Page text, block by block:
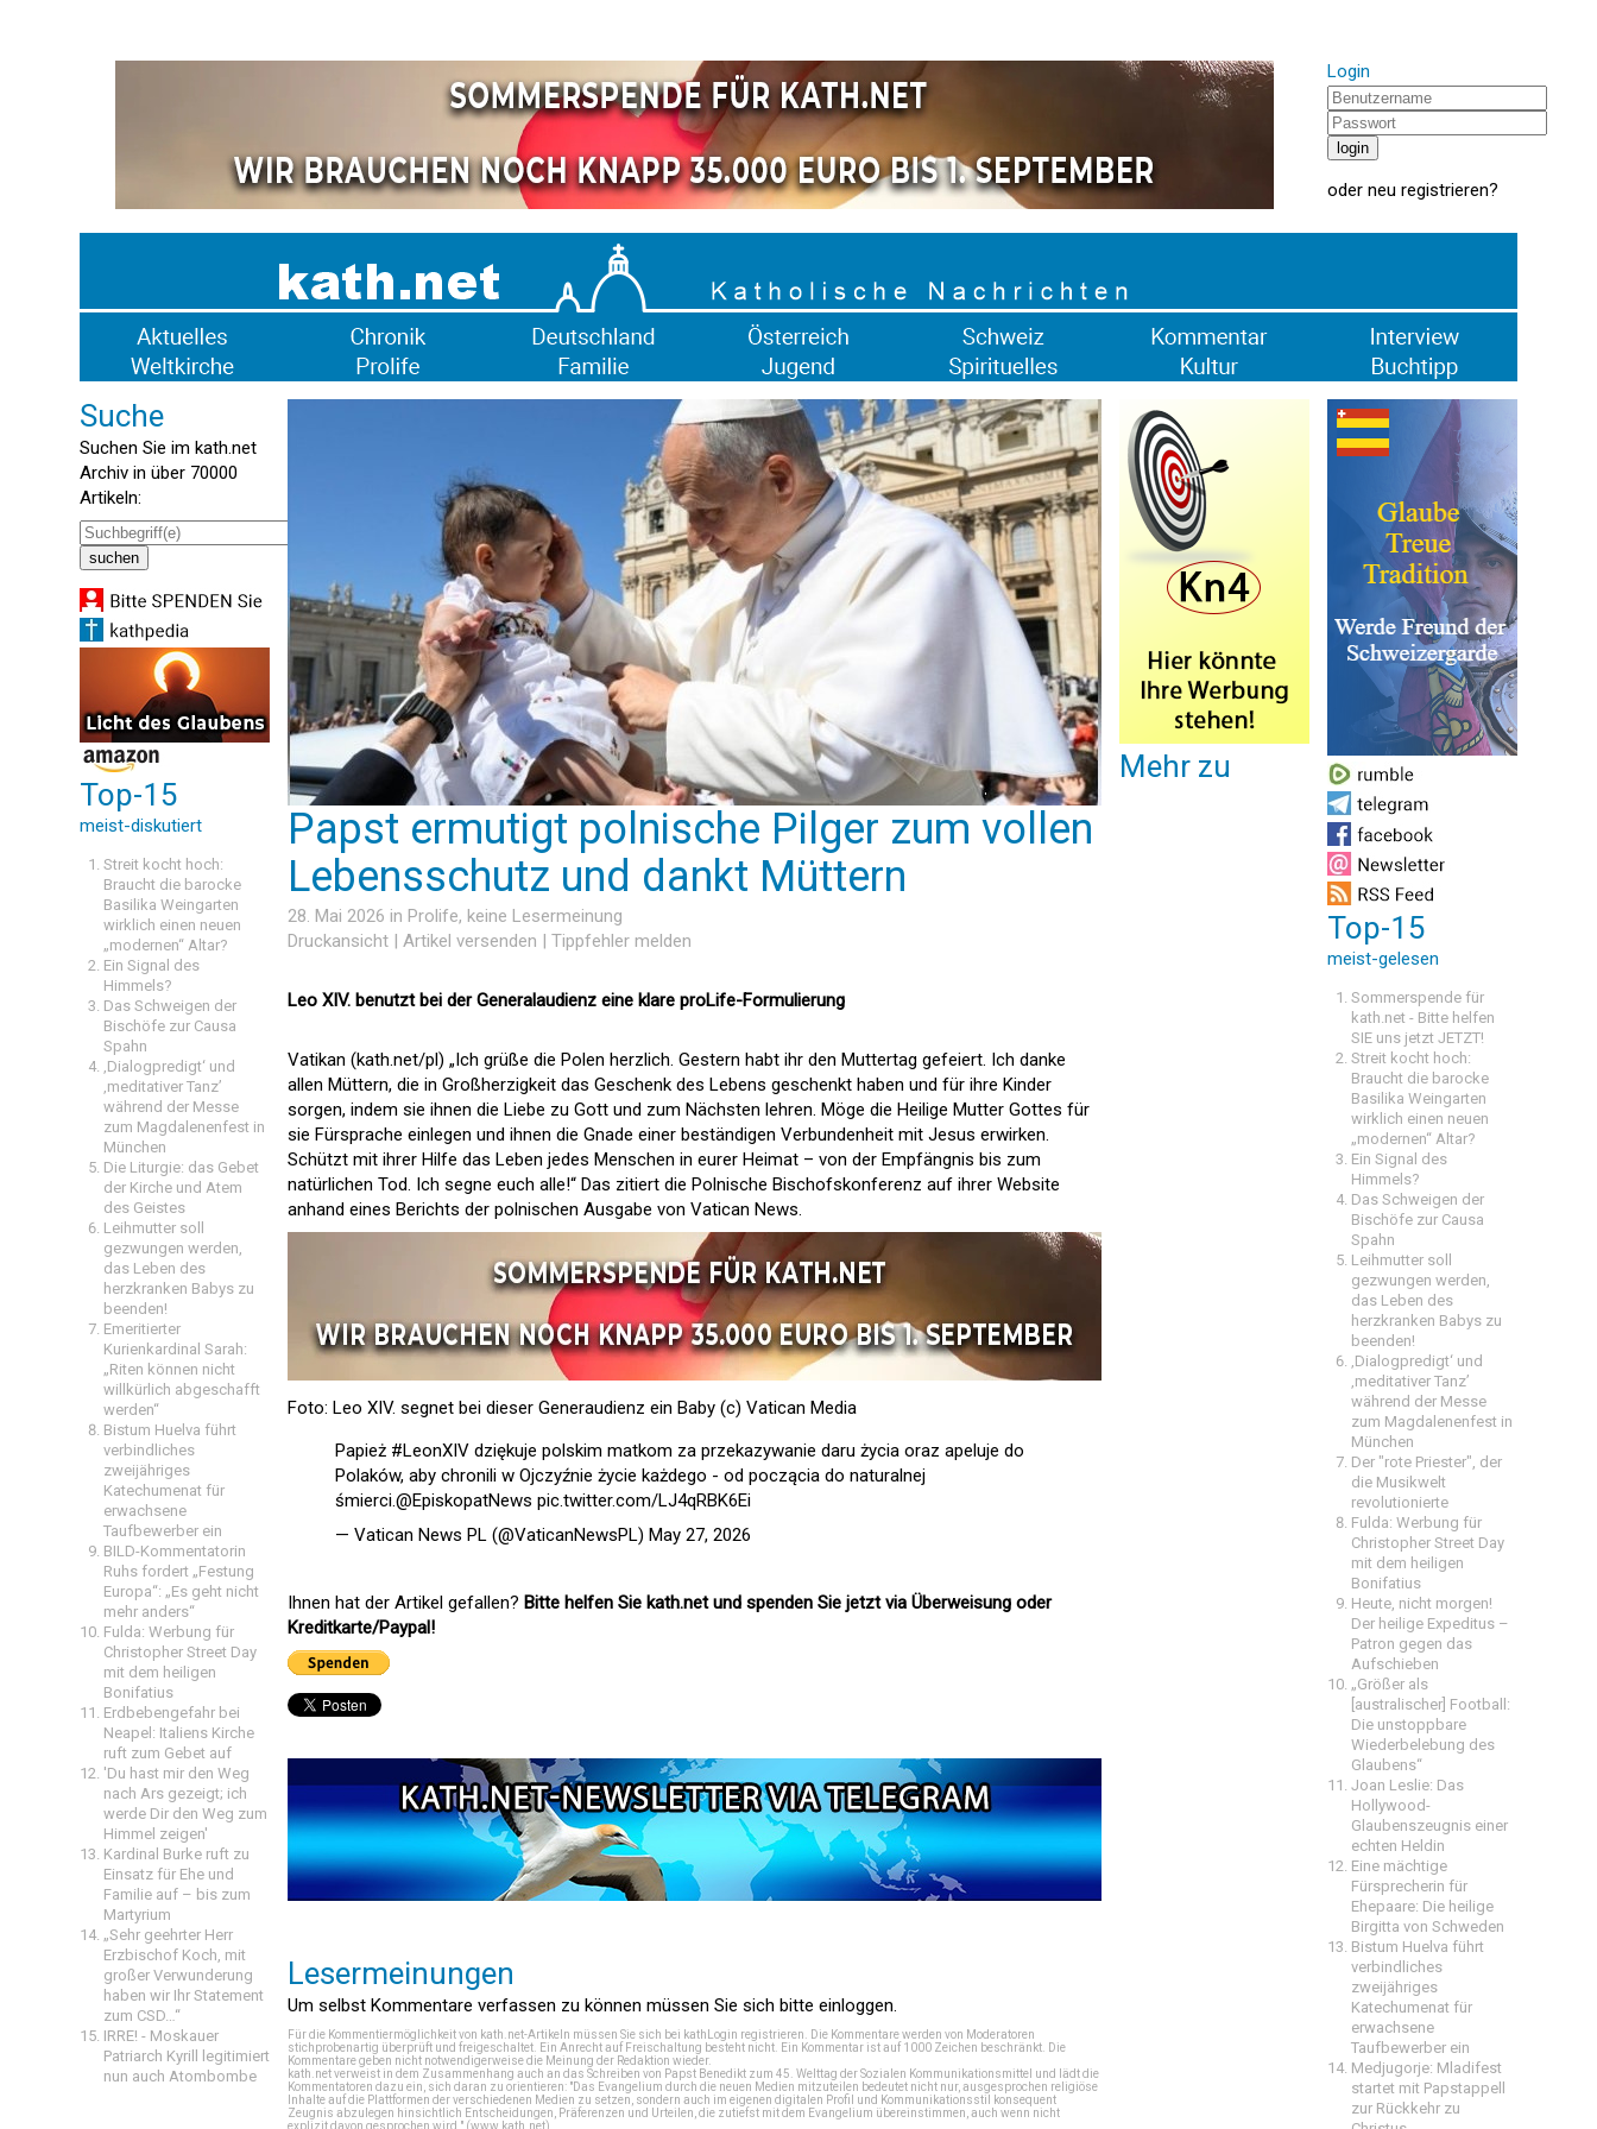
Login
oder neu registrieren?
Suche
Suchen Sie im kath.net
Archiv in über 70000
Artikeln:
Top-15
meist-diskutiert
Streit kocht hoch:
Braucht die barocke
Basilika Weingarten
wirklich einen neuen
„modernen“ Altar?
Ein Signal des
Himmels?
Das Schweigen der
Bischöfe zur Causa
Spahn
‚Dialogpredigt‘ und
‚meditativer Tanz’
während der Messe
zum Magdalenenfest in
München
Die Liturgie: das Gebet
der Kirche und Atem
des Geistes
Leihmutter soll
gezwungen werden,
das Leben des
herzkranken Babys zu
beenden!
Emeritierter
Kurienkardinal Sarah:
„Riten können nicht
willkürlich abgeschafft
werden“
Bistum Huelva führt
verbindliches
zweijähriges
Katechumenat für
erwachsene
Taufbewerber ein
BILD-Kommentatorin
Ruhs fordert „Festung
Europa“: „Es geht nicht
mehr anders“
Fulda: Werbung für
Christopher Street Day
mit dem heiligen
Bonifatius
Erdbebengefahr bei
Neapel: Italiens Kirche
ruft zum Gebet auf
'Du hast mir den Weg
nach Ars gezeigt; ich
werde Dir den Weg zum
Himmel zeigen'
Kardinal Burke ruft zu
Einsatz für Ehe und
Familie auf – bis zum
Martyrium
„Sehr geehrter Herr
Erzbischof Koch, mit
großer Verwunderung
haben wir Ihr Statement
zum CSD…“
IRRE! - Moskauer
Patriarch Kyrill legitimiert
nun auch Atombombe
Papst ermutigt polnische Pilger zum vollen
Lebensschutz und dankt Müttern
28. Mai 2026 in Prolife, keine Lesermeinung
Druckansicht | Artikel versenden | Tippfehler melden
Leo XIV. benutzt bei der Generalaudienz eine klare proLife-Formulierung
Vatikan (kath.net/pl) „Ich grüße die Polen herzlich. Gestern habt ihr den Muttertag gefeiert. Ich danke
allen Müttern, die in Großherzigkeit das Geschenk des Lebens geschenkt haben und für ihre Kinder
sorgen, indem sie ihnen die Liebe zu Gott und zum Nächsten lehren. Möge die Heilige Mutter Gottes für
sie Fürsprache einlegen und ihnen die Gnade einer beständigen Verbundenheit mit Jesus erwirken.
Schützt mit ihrer Hilfe das Leben jedes Menschen in eurer Heimat – von der Empfängnis bis zum
natürlichen Tod. Ich segne euch alle!“ Das zitiert die Polnische Bischofskonferenz auf ihrer Website
anhand eines Berichts der polnischen Ausgabe von Vatican News.
Foto: Leo XIV. segnet bei dieser Generaudienz ein Baby (c) Vatican Media
Papież #LeonXIV dziękuje polskim matkom za przekazywanie daru życia oraz apeluje do
Polaków, aby chronili w Ojczyźnie życie każdego - od począcia do naturalnej
śmierci.@EpiskopatNews pic.twitter.com/LJ4qRBK6Ei
— Vatican News PL (@VaticanNewsPL) May 27, 2026
Ihnen hat der Artikel gefallen? Bitte helfen Sie kath.net und spenden Sie jetzt via Überweisung oder
Kreditkarte/Paypal!
Lesermeinungen
Um selbst Kommentare verfassen zu können müssen Sie sich bitte einloggen.
Für die Kommentiermöglichkeit von kath.net-Artikeln müssen Sie sich bei kathLogin registrieren . Die Kommentare werden von Moderatoren
stichprobenartig überprüft und freigeschaltet. Ein Anrecht auf Freischaltung besteht nicht. Ein Kommentar ist auf 1000 Zeichen beschränkt. Die
Kommentare geben nicht notwendigerweise die Meinung der Redaktion wieder.
kath.net verweist in dem Zusammenhang auch an das Schreiben von Papst Benedikt zum 45. Welttag der Sozialen Kommunikationsmittel und lädt die
Kommentatoren dazu ein, sich daran zu orientieren: "Das Evangelium durch die neuen Medien mitzuteilen bedeutet nicht nur, ausgesprochen religiöse
Inhalte auf die Plattformen der verschiedenen Medien zu setzen, sondern auch im eigenen digitalen Profil und Kommunikationsstil konsequent
Zeugnis abzulegen hinsichtlich Entscheidungen, Präferenzen und Urteilen, die zutiefst mit dem Evangelium übereinstimmen, auch wenn nicht
explizit davon gesprochen wird." (www.kath.net)
Mehr zu
Top-15
meist-gelesen
Sommerspende für
kath.net - Bitte helfen
SIE uns jetzt JETZT!
Streit kocht hoch:
Braucht die barocke
Basilika Weingarten
wirklich einen neuen
„modernen“ Altar?
Ein Signal des
Himmels?
Das Schweigen der
Bischöfe zur Causa
Spahn
Leihmutter soll
gezwungen werden,
das Leben des
herzkranken Babys zu
beenden!
‚Dialogpredigt‘ und
‚meditativer Tanz’
während der Messe
zum Magdalenenfest in
München
Der "rote Priester", der
die Musikwelt
revolutionierte
Fulda: Werbung für
Christopher Street Day
mit dem heiligen
Bonifatius
Heute, nicht morgen!
Der heilige Expeditus –
Patron gegen das
Aufschieben
„Größer als
[australischer] Football:
Die unstoppbare
Wiederbelebung des
Glaubens“
Joan Leslie: Das
Hollywood-
Glaubenszeugnis einer
echten Heldin
Eine mächtige
Fürsprecherin für
Ehepaare: Die heilige
Birgitta von Schweden
Bistum Huelva führt
verbindliches
zweijähriges
Katechumenat für
erwachsene
Taufbewerber ein
Medjugorje: Mladifest
startet mit Papstappell
zur Rückkehr zu